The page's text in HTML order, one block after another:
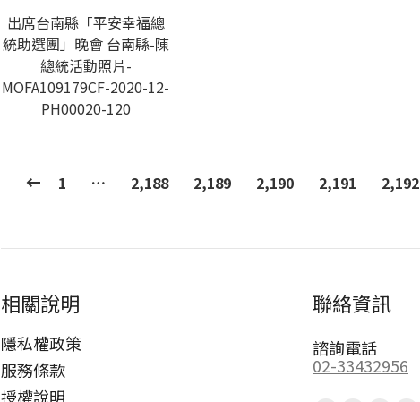
出席台南縣「平安幸福總
統助選團」晚會 台南縣-陳
總統活動照片-
MOFA109179CF-2020-12-
PH00020-120
1 … 2,188 2,189 2,190 2,191 2,192
相關說明
隱私權政策
服務條款
授權說明
聯絡資訊
諮詢電話
02-33432956